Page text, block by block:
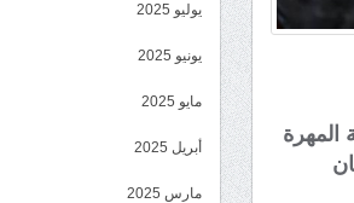
المهرة
يوليو 2025
يونيو 2025
مايو 2025
أبريل 2025
مارس 2025